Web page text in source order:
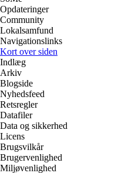
Opdateringer
Community
Lokalsamfund
Navigationslinks
Kort over siden
Indlæg
Arkiv
Blogside
Nyhedsfeed
Retsregler
Datafiler
Data og sikkerhed
Licens
Brugsvilkår
Brugervenlighed
Miljøvenlighed